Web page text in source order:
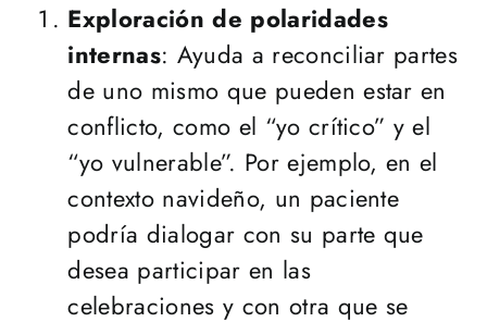
Exploración de polaridades
internas: Ayuda a reconciliar partes
de uno mismo que pueden estar en
conflicto, como el “yo crítico” y el
“yo vulnerable”. Por ejemplo, en el
contexto navideño, un paciente
podría dialogar con su parte que
desea participar en las
celebraciones y con otra que se